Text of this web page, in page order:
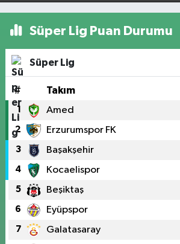
Süper Lig Puan Durumu
Süper Lig
# Takım
1 Amed
2 Erzurumspor FK
3 Başakşehir
4 Kocaelispor
5 Beşiktaş
6 Eyüpspor
7 Galatasaray